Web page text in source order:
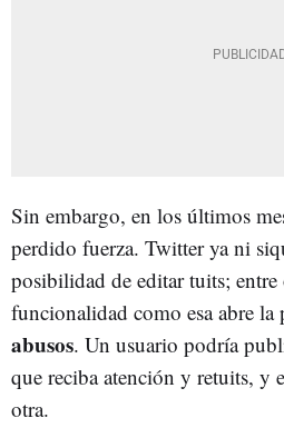
Sin embargo, en los últimos
perdido fuerza. Twitter ya ni
posibilidad de editar tuits; entre
funcionalidad como esa abre la
abusos. Un usuario podría
que reciba atención y retuits, y
otra.